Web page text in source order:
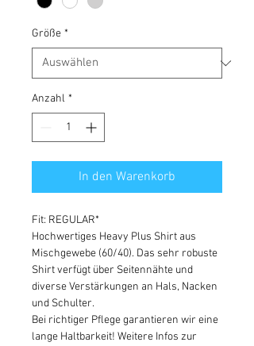
Größe *
Anzahl *
In den Warenkorb
Fit: REGULAR*
Hochwertiges Heavy Plus Shirt aus
Mischgewebe (60/40). Das sehr robuste
Shirt verfügt über Seitennähte und
diverse Verstärkungen an Hals, Nacken
und Schulter.
Bei richtiger Pflege garantieren wir eine
lange Haltbarkeit! Weitere Infos zur